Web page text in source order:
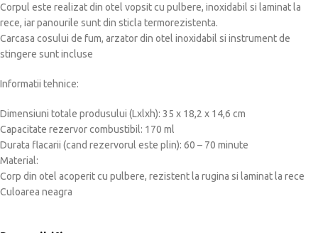
Corpul este realizat din otel vopsit cu pulbere, inoxidabil si laminat la
rece, iar panourile sunt din sticla termorezistenta.
Carcasa cosului de fum, arzator din otel inoxidabil si instrument de
stingere sunt incluse
Informatii tehnice:
Dimensiuni totale produsului (Lxlxh): 35 x 18,2 x 14,6 cm
Capacitate rezervor combustibil: 170 ml
Durata flacarii (cand rezervorul este plin): 60 – 70 minute
Material:
Corp din otel acoperit cu pulbere, rezistent la rugina si laminat la rece
Culoarea neagra